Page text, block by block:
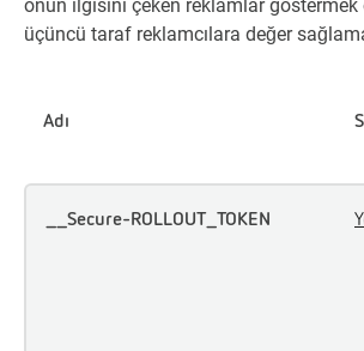
onun ilgisini çeken reklamlar göstermek
üçüncü taraf reklamcılara değer
Adı
__Secure-ROLLOUT_TOKEN